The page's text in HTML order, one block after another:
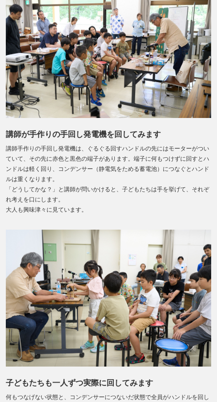
講師が手作りの手回し発電機を回してみます
講師手作りの手回し発電機は、ぐるぐる回すハンドルの先にはモーターがつい
ていて、その先に赤色と黒色の端子があります。端子に何もつけずに回すとハ
ンドルは軽く回り、コンデンサー（静電気をためる蓄電池）につなぐとハンド
ルは重くなります。
「どうしてかな？」と講師が問いかけると、子どもたちは手を挙げて、それぞ
れ考えを口にします。
大人も興味津々に見ています。
子どもたちも一人ずつ実際に回してみます
何もつなげない状態と、コンデンサーにつないだ状態で全員がハンドルを回し